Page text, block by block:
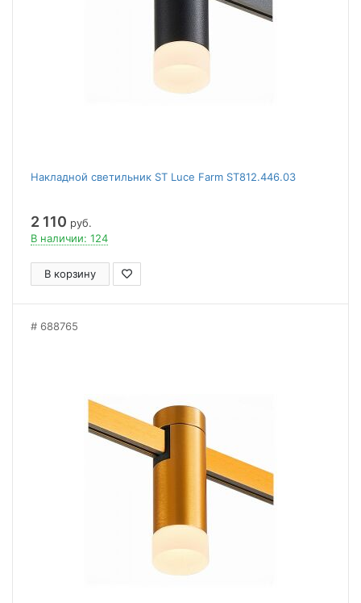
Накладной светильник ST Luce Farm ST812.446.03
2 110 руб.
В наличии: 124
В корзину
688765